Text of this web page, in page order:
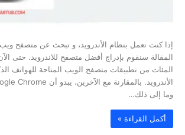
إذا كنت تعمل بنظام الأندرويد، و تبحث عن متصفح
المقالة سنقوم بإدراج أفضل متصفح للاندرويد. حتى
المئات من تطبيقات متصفح الويب المتاحة للهواتف
وما إلى ذلك…
‫أكمل القراءة »‬